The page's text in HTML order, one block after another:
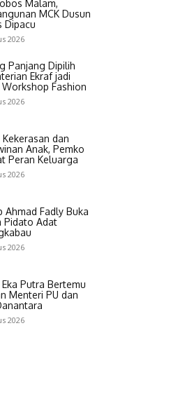
Malam,
MCK Dusun
Dipacu
2026
Panjang Dipilih
Ekraf jadi
Fashion
2026
dan
Anak, Pemko
Peran Keluarga
2026
Ahmad Fadly Buka
Pidato Adat
2026
Putra Bertemu
Menteri PU dan
2026